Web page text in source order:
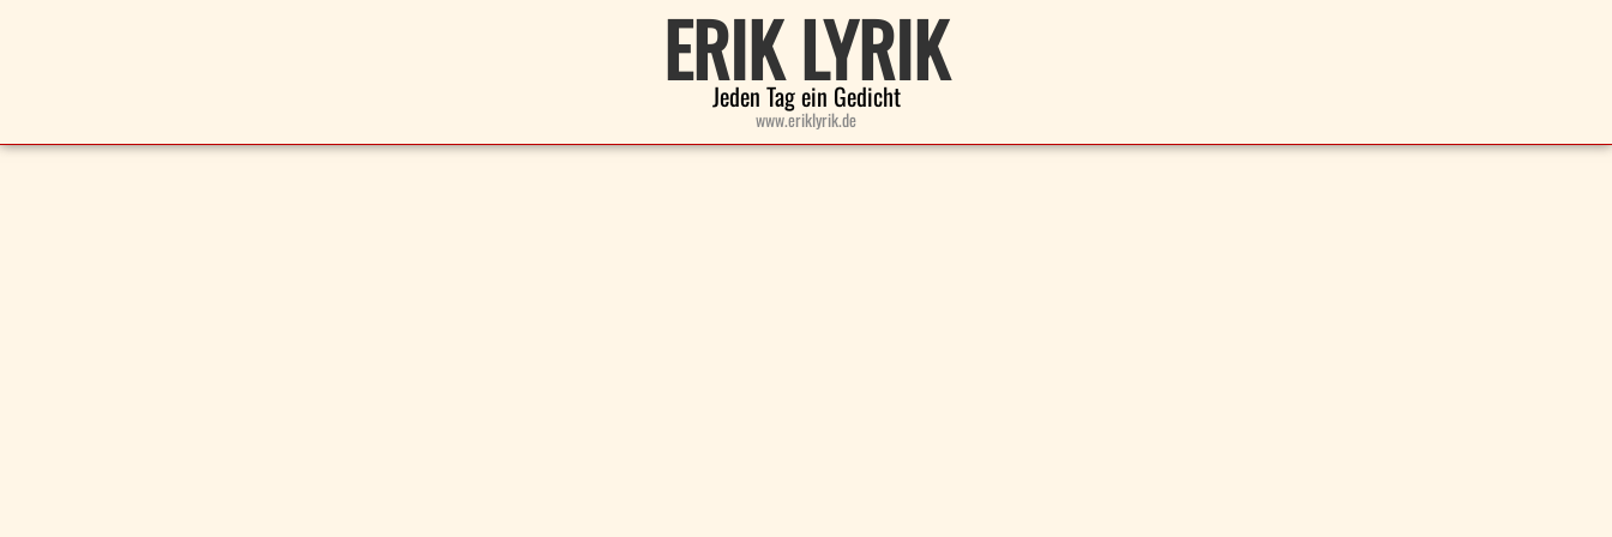
ERIK LYRIK
Jeden Tag ein Gedicht
www.eriklyrik.de